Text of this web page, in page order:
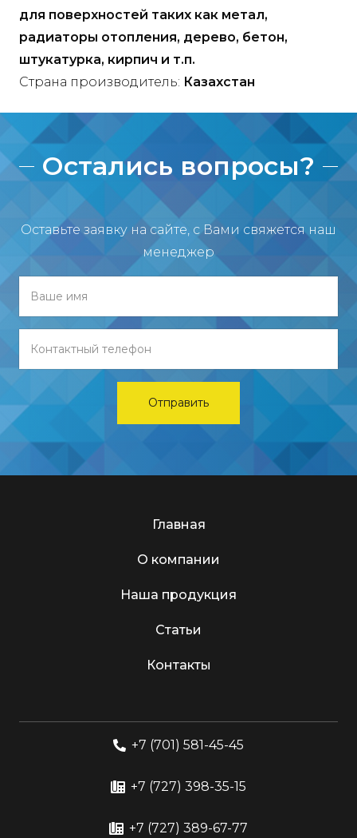
для поверхностей таких как метал,
радиаторы отопления, дерево, бетон,
штукатурка, кирпич и т.п.
Страна производитель: Казахстан
Остались вопросы?
Оставьте заявку на сайте, с Вами свяжется наш
менеджер
Главная
О компании
Наша продукция
Статьи
Контакты
+7 (701) 581-45-45
+7 (727) 398-35-15
+7 (727) 389-67-77